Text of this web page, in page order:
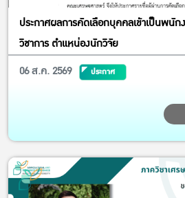
ประกาศผลการคัดเลือกบุคคลเข้าเป็นพนั
วิชาการ ตำแหน่องนักวิจัย
06 ส.ค. 2569
ประกาศ